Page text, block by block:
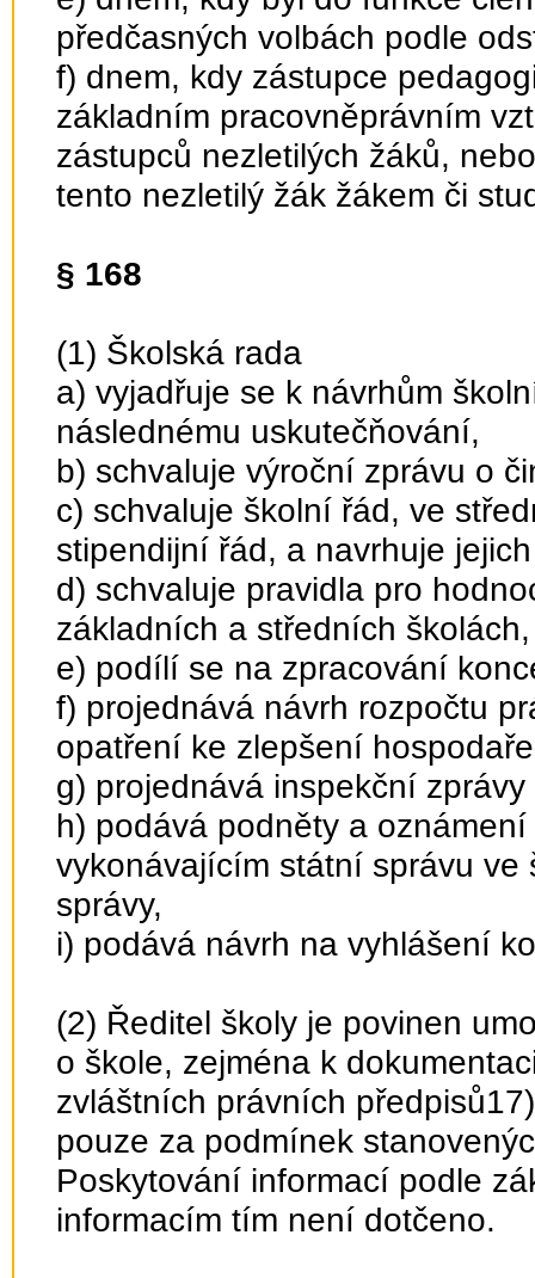
předčasných volbách podle
f) dnem, kdy zástupce
základním pracovněprávním
zástupců nezletilých žáků,
tento nezletilý žák žákem či
§ 168
(1) Školská rada
a) vyjadřuje se k návrhům
následnému uskutečňování,
b) schvaluje výroční zprávu o
c) schvaluje školní řád, ve
stipendijní řád, a navrhuje
d) schvaluje pravidla pro
základních a středních školách,
e) podílí se na zpracování
f) projednává návrh rozpočtu
opatření ke zlepšení
g) projednává inspekční
h) podává podněty a
vykonávajícím státní správu
správy,
i) podává návrh na vyhlášení
(2) Ředitel školy je povinen
o škole, zejména k
zvláštních právních
pouze za podmínek
Poskytování informací podle
informacím tím není dotčeno.